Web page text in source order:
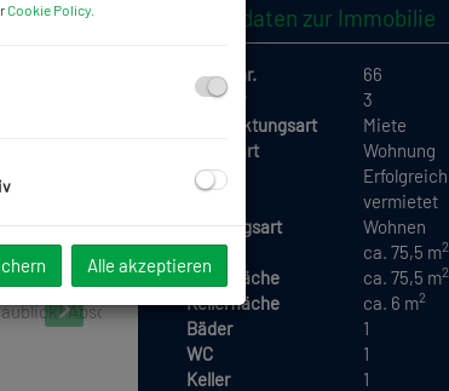
Basisdaten zur Immobilie
Objektnr.
66
Zimmer
3
Vermarktungsart
Miete
Objektart
Wohnung
Miete
Erfolgreich
vermietet
Nutzungsart
Wohnen
Fläche
ca. 75,5 m2
Wohnfläche ca. 75,5 m2
Kellerfläche ca. 6 m2
Bäder
1
WC
1
Keller
1
Cookie Policy
Alle akzeptieren